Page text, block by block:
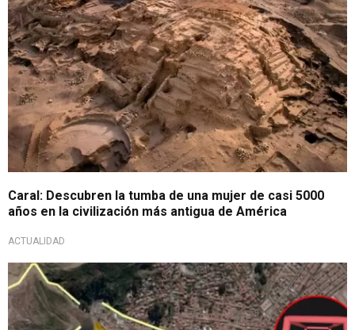
Caral: Descubren la tumba de una mujer de casi 5000
años en la civilización más antigua de América
ACTUALIDAD
Imperio del Tahuantinsuyo